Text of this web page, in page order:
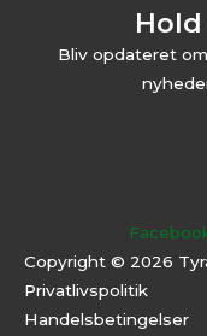
Bliv opdateret
Copyright © 2026
Privatlivspolitik
Handelsbetingelser